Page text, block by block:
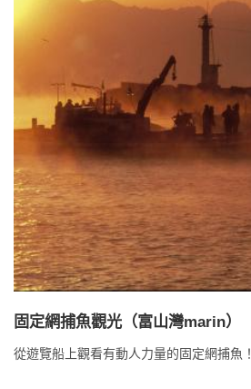
固定網捕魚觀光（富山灣marin）
從遊覽船上觀看有動人力量的固定網捕魚！